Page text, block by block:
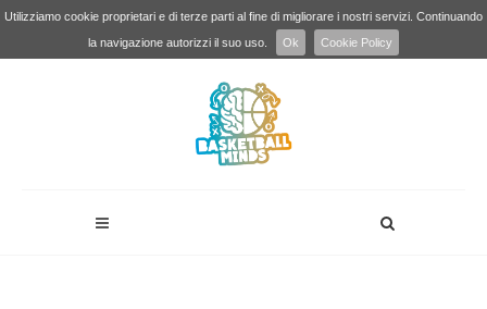
Utilizziamo cookie proprietari e di terze parti al fine di migliorare i nostri servizi. Continuando
la navigazione autorizzi il suo uso.
Ok Cookie Policy